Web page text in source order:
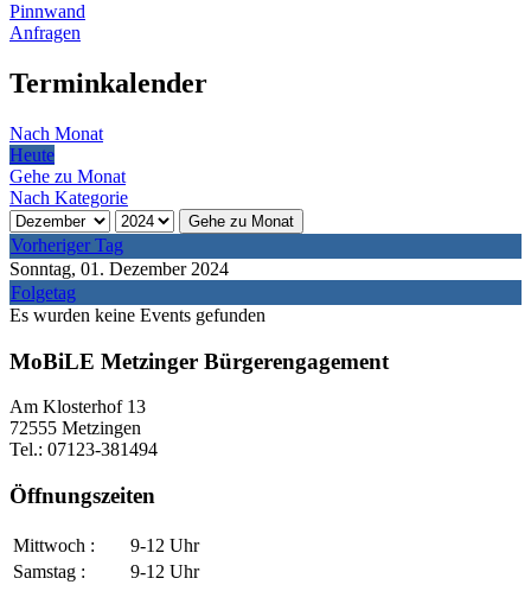
Pinnwand
Anfragen
Terminkalender
Nach Monat
Heute
Gehe zu Monat
Nach Kategorie
Gehe zu Monat
Vorheriger Tag
Sonntag, 01. Dezember 2024
Folgetag
Es wurden keine Events gefunden
MoBiLE Metzinger Bürgerengagement
Am Klosterhof 13
72555 Metzingen
Tel.: 07123-381494
Öffnungszeiten
Mittwoch :
9-12 Uhr
Samstag :
9-12 Uhr